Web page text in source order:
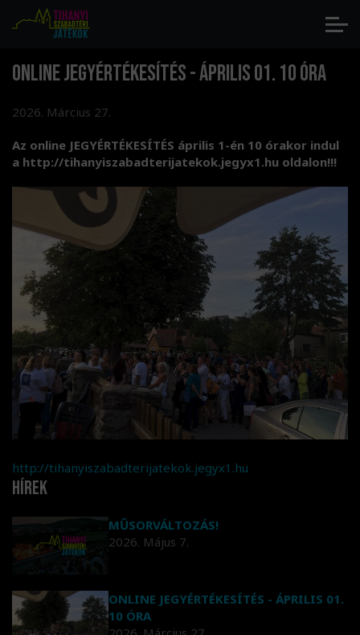
ONLINE JEGYÉRTÉKESÍTÉS - ÁPRILIS 01. 10 ÓRA
2026. Március 27.
Az online JEGYÉRTÉKESÍTÉS április 1-én 10 órakor indul
a http://tihanyiszabadterijatekok.jegyx1.hu oldalon!!!
http://tihanyiszabadterijatekok.jegyx1.hu
Hírek
MŰSORVÁLTOZÁS!
2026. Május 7.
ONLINE JEGYÉRTÉKESÍTÉS - ÁPRILIS 01.
10 ÓRA